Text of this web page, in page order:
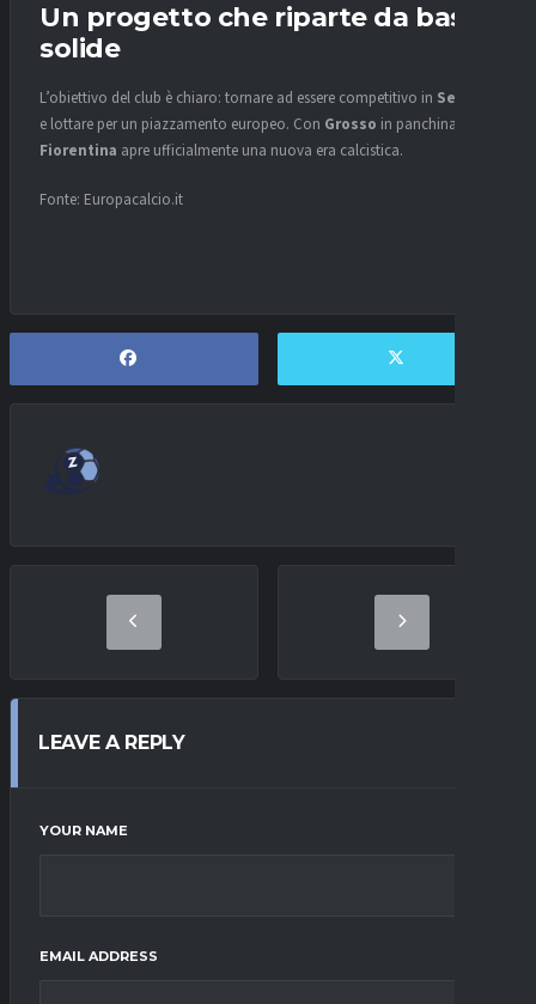
Un progetto che riparte da basi
solide
L’obiettivo del club è chiaro: tornare ad essere competitivo in Serie A
e lottare per un piazzamento europeo. Con Grosso in panchina, la
Fiorentina apre ufficialmente una nuova era calcistica.
Fonte: Europacalcio.it
LEAVE A REPLY
YOUR NAME
EMAIL ADDRESS